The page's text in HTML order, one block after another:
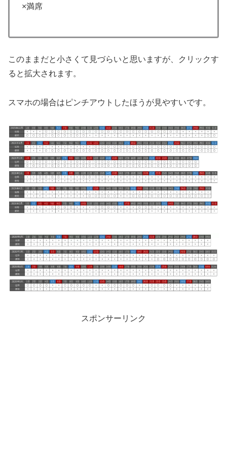
×満席
このままだと小さくて見づらいと思いますが、クリックす
ると拡大されます。
スマホの場合はピンチアウトしたほうが見やすいです。
スポンサーリンク